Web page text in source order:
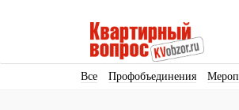
Все Профобъединения